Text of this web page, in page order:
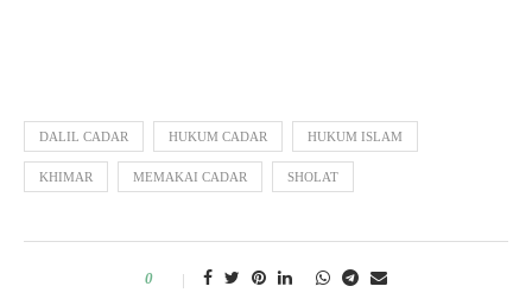
DALIL CADAR HUKUM CADAR HUKUM ISLAM
KHIMAR MEMAKAI CADAR SHOLAT
0